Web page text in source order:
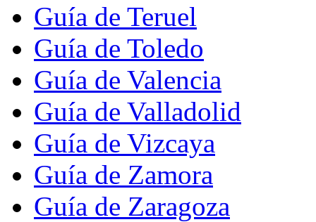
Guía de Teruel
Guía de Toledo
Guía de Valencia
Guía de Valladolid
Guía de Vizcaya
Guía de Zamora
Guía de Zaragoza